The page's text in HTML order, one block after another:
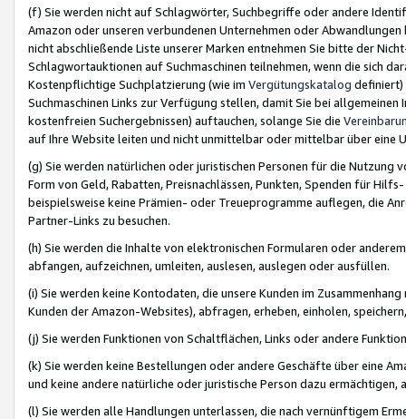
(f) Sie werden nicht auf Schlagwörter, Suchbegriffe oder andere
Amazon oder unseren verbundenen Unternehmen oder
nicht abschließende Liste unserer Marken entnehmen Sie bitte der
Schlagwortauktionen auf Suchmaschinen teilnehmen, wenn die sich
Kostenpflichtige Suchplatzierung (wie im Vergütungskatalog definiert)
Suchmaschinen Links zur Verfügung stellen, damit Sie bei
kostenfreien Suchergebnissen) auftauchen, solange Sie die
auf Ihre Website leiten und nicht unmittelbar oder mittelbar über eine
(g) Sie werden natürlichen oder juristischen Personen für die Nutzung
Form von Geld, Rabatten, Preisnachlässen, Punkten, Spenden für
beispielsweise keine Prämien- oder Treueprogramme auflegen, die
Partner-Links zu besuchen.
(h) Sie werden die Inhalte von elektronischen Formularen oder
abfangen, aufzeichnen, umleiten, auslesen, auslegen oder ausfüllen.
(i) Sie werden keine Kontodaten, die unsere Kunden im
Kunden der Amazon-Websites), abfragen, erheben, einholen,
(j) Sie werden Funktionen von Schaltflächen, Links oder andere
(k) Sie werden keine Bestellungen oder andere Geschäfte über eine
und keine andere natürliche oder juristische Person dazu
(l) Sie werden alle Handlungen unterlassen, die nach vernünftigem